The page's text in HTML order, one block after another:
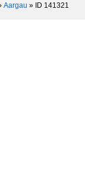
Aargau » ID 141321